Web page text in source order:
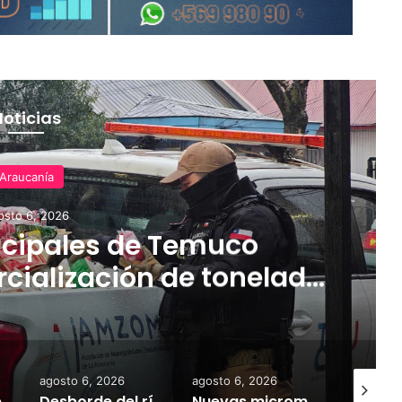
Araucanía
6, 2026
de Temuco
de tonelada
asiática ilegal
agosto 6, 2026 agosto 6, 2026